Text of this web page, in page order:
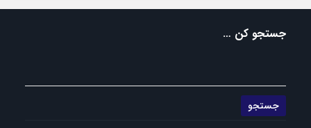
جستجو کن …